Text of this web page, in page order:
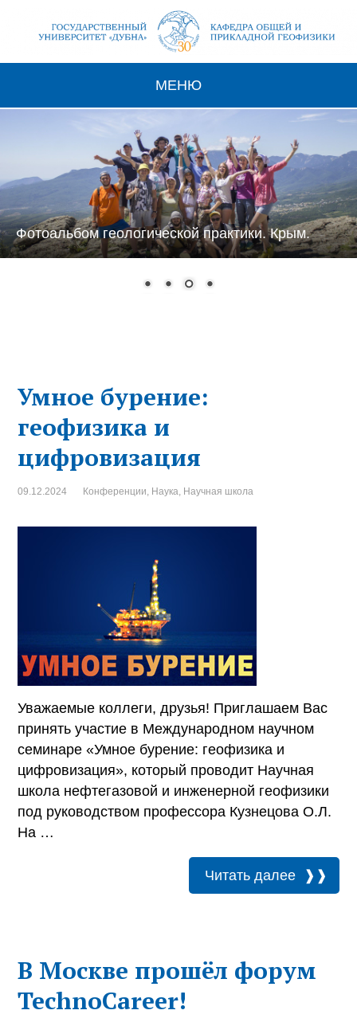
МЕНЮ
Фотоальбом геологической практики. Крым.
Умное бурение:
геофизика и
цифровизация
09.12.2024 Конференции, Наука, Научная школа
Уважаемые коллеги, друзья! Приглашаем Вас
принять участие в Международном научном
семинаре «Умное бурение: геофизика и
цифровизация», который проводит Научная
школа нефтегазовой и инженерной геофизики
под руководством профессора Кузнецова О.Л.
На …
Читать далее
В Москве прошёл форум
TechnoCareer!